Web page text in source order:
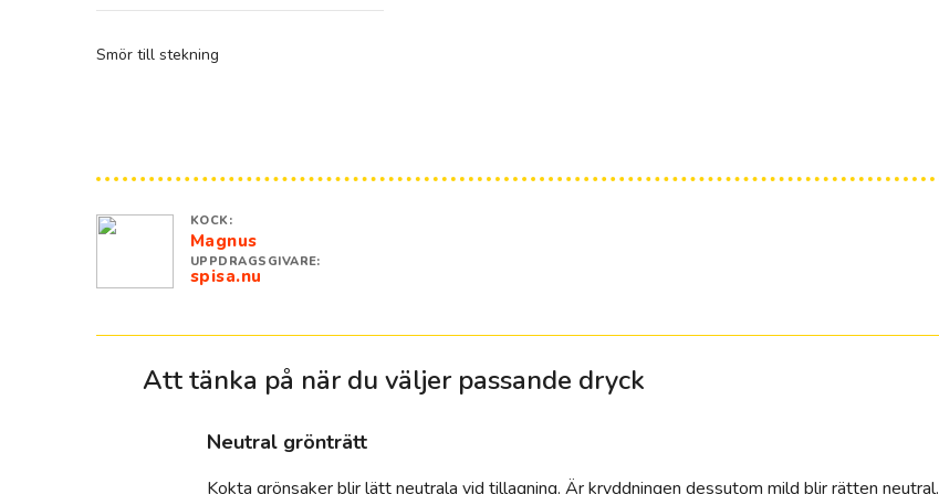
Smör till stekning
KOCK:
Magnus
UPPDRAGSGIVARE:
spisa.nu
Att tänka på när du väljer passande dryck
neutral grönträtt
Kokta grönsaker blir lätt neutrala vid tillagning. Är kryddningen dessutom mild blir rätten neutral.